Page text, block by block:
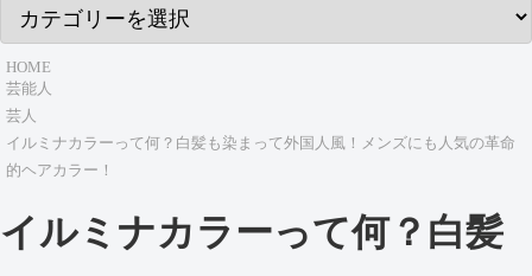
HOME
芸能人
芸人
イルミナカラーって何？白髪も染まって外国人風！メンズにも人気の革命
的ヘアカラー！
イルミナカラーって何？白髪